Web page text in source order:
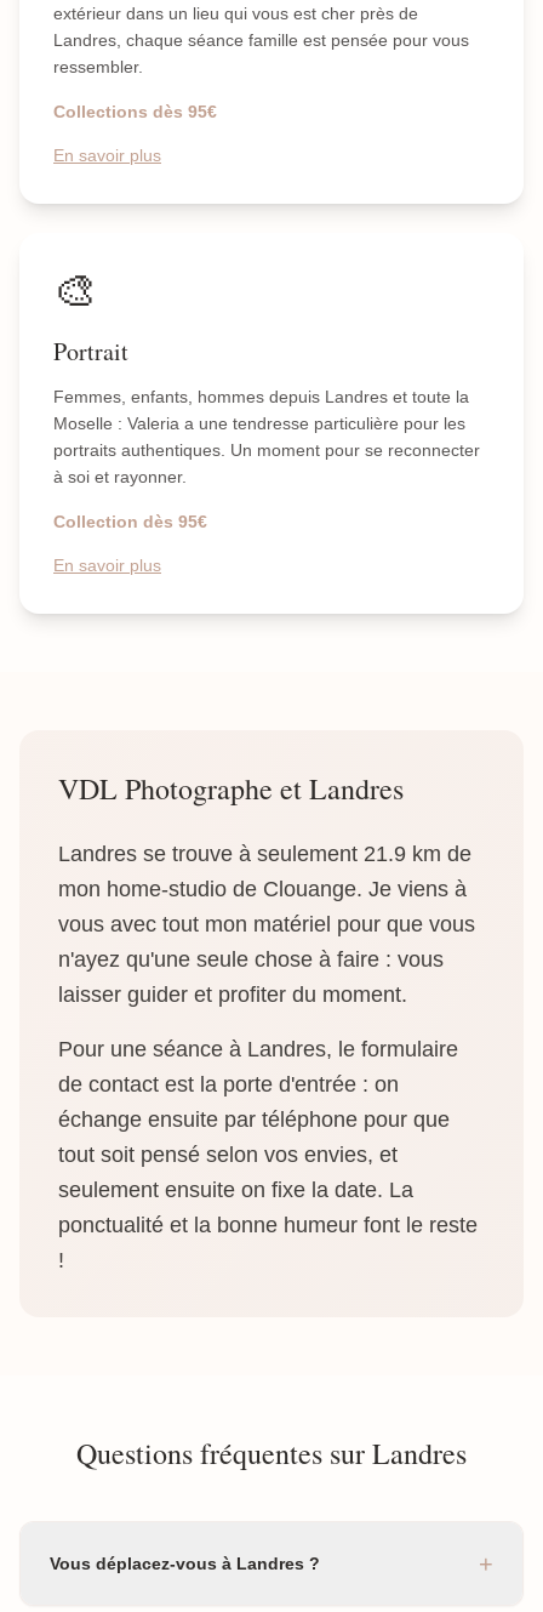
extérieur dans un lieu qui vous est cher près de
Landres, chaque séance famille est pensée pour vous
ressembler.
Collections dès 95€
En savoir plus
🎨
Portrait
Femmes, enfants, hommes depuis Landres et toute la
Moselle : Valeria a une tendresse particulière pour les
portraits authentiques. Un moment pour se reconnecter
à soi et rayonner.
Collection dès 95€
En savoir plus
VDL Photographe et Landres
Landres se trouve à seulement 21.9 km de
mon home-studio de Clouange. Je viens à
vous avec tout mon matériel pour que vous
n'ayez qu'une seule chose à faire : vous
laisser guider et profiter du moment.
Pour une séance à Landres, le formulaire
de contact est la porte d'entrée : on
échange ensuite par téléphone pour que
tout soit pensé selon vos envies, et
seulement ensuite on fixe la date. La
ponctualité et la bonne humeur font le reste
!
Questions fréquentes sur Landres
Vous déplacez-vous à Landres ? +